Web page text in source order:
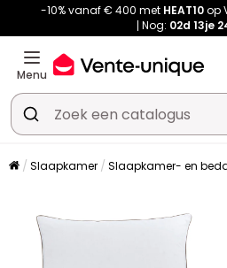
-10% vanaf € 400 met HEAT10op
Nog: 02d 13je
Menu
Slaapkamer Slaapkamer- en